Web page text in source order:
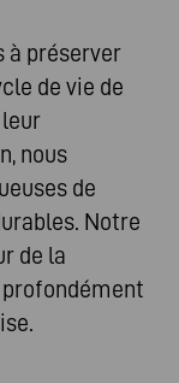
à préserver
de vie de
nous
de
Notre
de la